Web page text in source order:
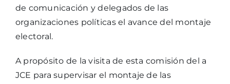
de comunicación y delegados de las
organizaciones políticas el avance del montaje
electoral.
A propósito de la visita de esta comisión del a
JCE para supervisar el montaje de las